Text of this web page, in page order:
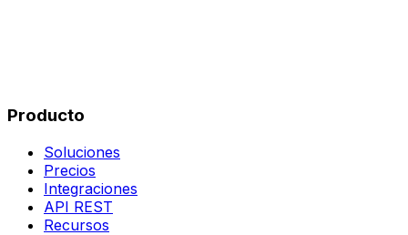
Producto
Soluciones
Precios
Integraciones
API REST
Recursos